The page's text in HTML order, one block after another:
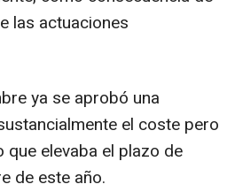
las actuaciones
ya se aprobó una
el coste pero
elevaba el plazo de
de este año.